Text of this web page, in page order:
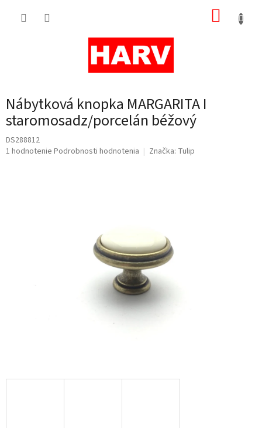
Nábytková knopka MARGARITA I
staromosadz/porcelán béžový
DS288812
Priemerné
1 hodnotenie Podrobnosti hodnotenia Značka: Tulip